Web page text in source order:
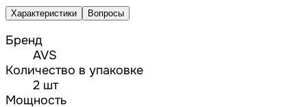
Характеристики Вопросы
Бренд
AVS
Количество в упаковке
2 шт
Мощность